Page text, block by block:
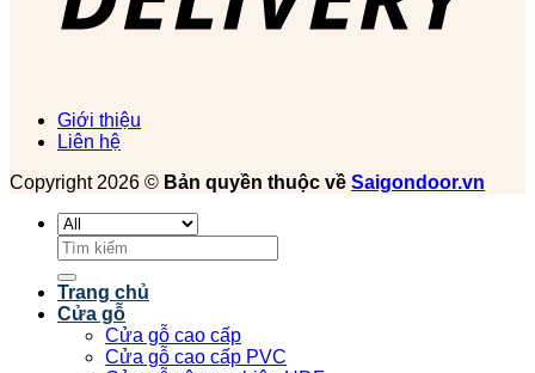
Giới thiệu
Liên hệ
Copyright 2026 © Bản quyền thuộc về Saigondoor.vn
Tìm
kiếm:
Trang chủ
Cửa gỗ
Cửa gỗ cao cấp
Cửa gỗ cao cấp PVC